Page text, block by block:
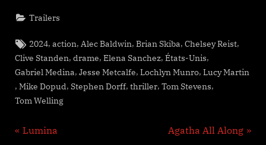
Trailers
Tags:
2024,action, Alec Baldwin,Brian Skiba,Chelsey Reist,
Clive Standen, drame, Elena Sanchez, États-Unis,
Gabriel Medina, Jesse Metcalfe, Lochlyn Munro, Lucy Martin
, Mike Dopud, Stephen Dorff, thriller, Tom Stevens,
Tom Welling
Navigation
P
Lumina
N
Agatha All Along